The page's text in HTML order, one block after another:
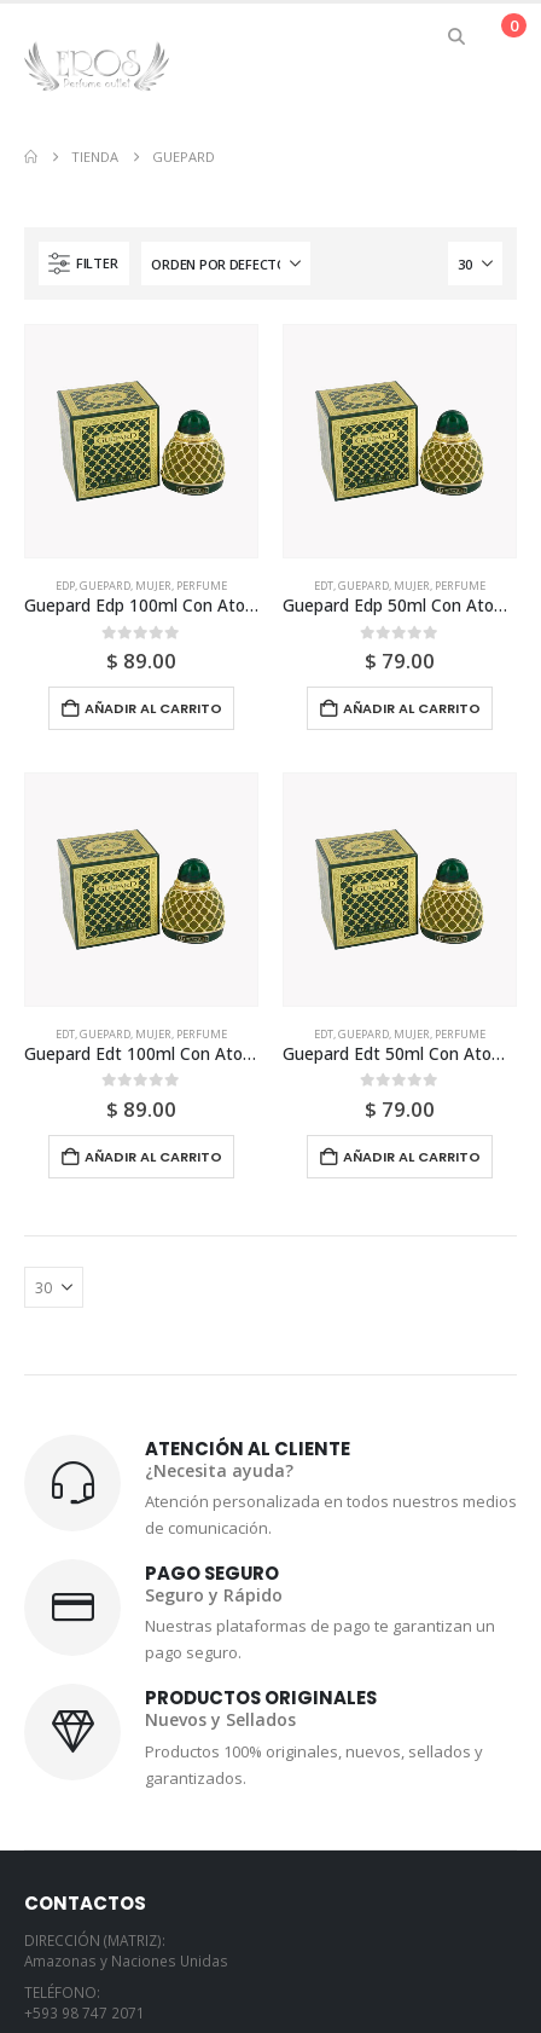
0
TIENDA GUEPARD
FILTER
EDP,GUEPARD, MUJER, PERFUME
Guepard Edp 100ml Con Atomizador Para Mujer
0out of 5
$ 89.00
AÑADIR AL CARRITO
EDT,GUEPARD, MUJER, PERFUME
Guepard Edp 50ml Con Atomizador Para Mujer
0out of 5
$ 79.00
AÑADIR AL CARRITO
EDT GUEPARD MUJER PERFUME
Guepard Edt 100ml Con Atomizador Para Mujer
0out of 5
$ 89.00
AÑADIR AL CARRITO
EDT GUEPARD MUJER PERFUME
Guepard Edt 50ml Con Atomizador Para Mujer
0out of 5
$ 79.00
AÑADIR AL CARRITO
ATENCIÓN AL CLIENTE
¿Necesita ayuda?
Atención personalizada en todos nuestros medios
de comunicación.
PAGO SEGURO
Seguro y Rápido
Nuestras plataformas de pago te garantizan un
pago seguro.
PRODUCTOS ORIGINALES
Nuevos y Sellados
Productos 100% originales, nuevos, sellados y
garantizados.
CONTACTOS
DIRECCIÓN (MATRIZ):
Amazonas y Naciones Unidas
TELÉFONO:
+593 98 747 2071